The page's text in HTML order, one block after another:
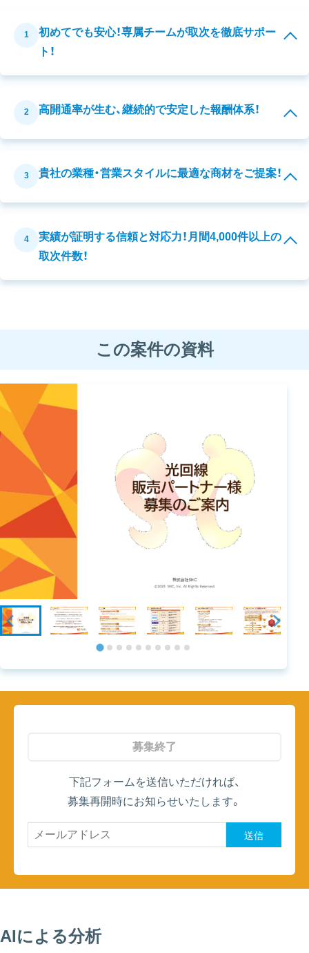
1
初めてでも安心！専属チームが取次を徹底サポー
ト！
2 高開通率が生む、継続的で安定した報酬体系！
3 貴社の業種・営業スタイルに最適な商材をご提案！
4
実績が証明する信頼と対応力！月間4,000件以上の
取次件数！
この案件の資料
募集終了
下記フォームを送信いただければ、
募集再開時にお知らせいたします。
送信
AIによる分析